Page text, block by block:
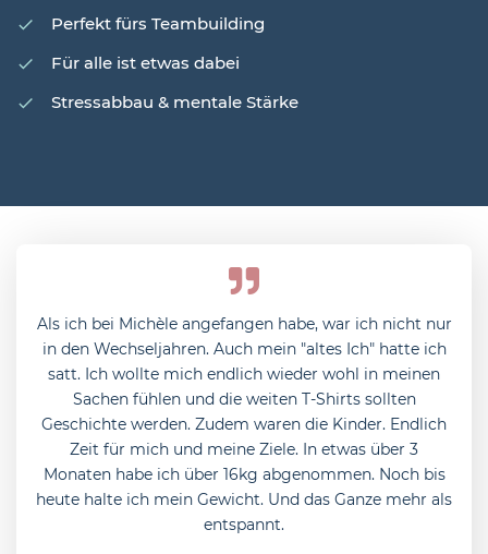
Perfekt fürs Teambuilding
Für alle ist etwas dabei
Stressabbau & mentale Stärke
Als ich bei Michèle angefangen habe, war ich nicht nur
in den Wechseljahren. Auch mein "altes Ich" hatte ich
satt. Ich wollte mich endlich wieder wohl in meinen
Sachen fühlen und die weiten T-Shirts sollten
Geschichte werden. Zudem waren die Kinder. Endlich
Zeit für mich und meine Ziele. In etwas über 3
Monaten habe ich über 16kg abgenommen. Noch bis
heute halte ich mein Gewicht. Und das Ganze mehr als
entspannt.